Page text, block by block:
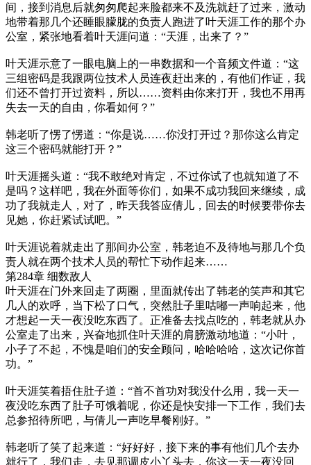
间，接到消息后就匆匆爬起来脸都来不及洗就赶了过来，激动
地带着那几个还睡眼朦胧的负责人跑进了叶天涯工作的那个办
公室，紧张地看着叶天涯问道：“天涯，出来了？”
叶天涯示意了一眼电脑上的一串数据和一个音频文件道：“这
三组密码是我跟两位技术人员连夜赶出来的，有他们作证，我
们还不曾打开过资料，所以……资料由你来打开，我也不用再
失去一天的自由，你看如何？”
韩老听了愣了愣道：“你是说……你没打开过？那你这么肯定
这三个密码就能打开？”
叶天涯摇头道：“我不敢绝对肯定，不过你试了也就知道了不
是吗？这样吧，我在外面等你们，如果不成功我回来继续，成
功了我就走人，对了，昨天我答应倩儿，回去的时候要带你去
见她，你赶紧试试吧。”
叶天涯说着就走出了那间办公室，韩老迫不及待地与那几个负
责人就在两个技术人员的帮忙下动作起来……
第284章 细数敌人
叶天涯在门外来回走了两圈，里面就传出了韩老的笑声和其它
几人的欢呼，当下松了口气，突然肚子里咕嘟一声响起来，他
才想起一天一夜没吃东西了。正准备去找点吃的，韩老就从办
公室走了出来，兴奋地抓住叶天涯的肩膀激动地道：“小叶，
小子了不起，不愧是咱们的安全顾问，哈哈哈哈，这次记你首
功。”
叶天涯笑着捂住肚子道：“首不首功对我没什么用，我一天一
夜没吃东西了肚子可饿着呢，你还是快安排一下工作，我们去
总参招待所吧，与倩儿一声吃早餐刚好。”
韩老听了笑了起来道：“好好好，接下来的事有他们几个去办
就行了，我们走，去见那调皮小丫头去，你这一天一夜没回